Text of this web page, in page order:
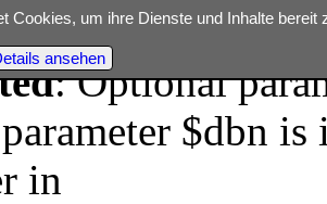
: Optional
$dbn
in
Cookies, um ihre Dienste und Inhalte
ansehen